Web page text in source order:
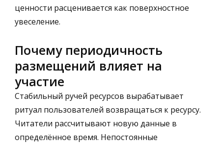
ценности расценивается как поверхностное
увеселение.
Почему периодичность
размещений влияет на
участие
Стабильный ручей ресурсов вырабатывает
ритуал пользователей возвращаться к ресурсу.
Читатели рассчитывают новую данные в
определённое время. Непостоянные